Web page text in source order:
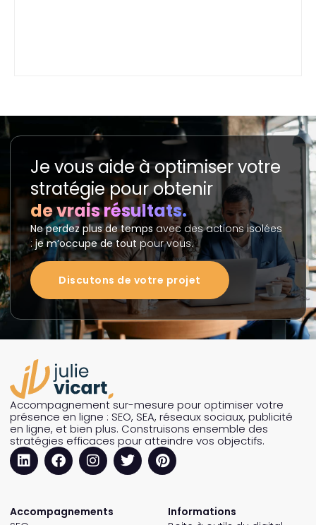
Je vous aide à optimiser votre
stratégie pour obtenir
de vrais résultats.
Ne perdez plus de temps avec des actions isolées
:je m’occupe de tout pour vous.
Discutons de votre projet
Accompagnement sur-mesure pour optimiser votre
présence en ligne : SEO, SEA, réseaux sociaux, publicité
en ligne, et bien plus. Construisons ensemble des
stratégies efficaces pour atteindre vos objectifs.
Accompagnements
Informations